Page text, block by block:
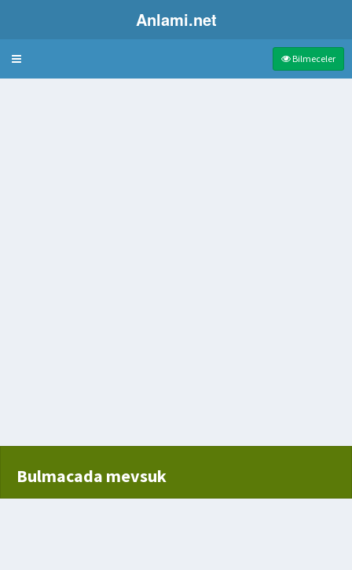
Anlami.net
Bulmaca Bilmeceler
Bulmacada mevsuk